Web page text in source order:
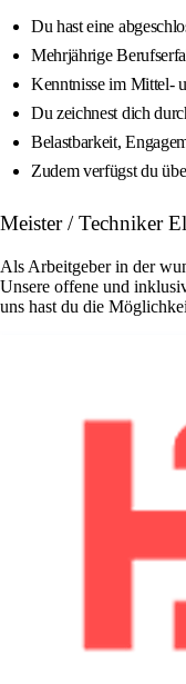
Du hast eine
Mehrjährige
Kenntnisse im Mittel-
Du zeichnest dich
Belastbarkeit,
Zudem verfügst du
Meister / Techniker
Als Arbeitgeber in der
Unsere offene und
uns hast du die